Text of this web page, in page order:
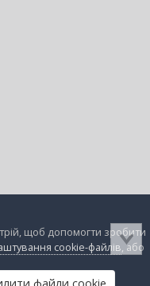
щоб допомогти зробити
cookie-файлів, або